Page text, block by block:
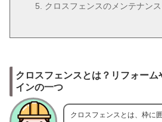
クロスフェンスのメンテナン
クロスフェンスとは？リフォー
インの一つ
クロスフェンスとは、枠に